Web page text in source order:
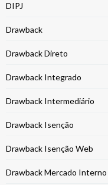
DIPJ
Drawback
Drawback Direto
Drawback Integrado
Drawback Intermediário
Drawback Isenção
Drawback Isenção Web
Drawback Mercado Interno